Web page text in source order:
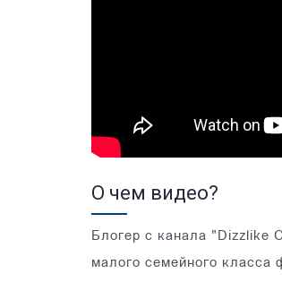
О чем видео?
Блогер с канала "Dizzlike
малого семейного